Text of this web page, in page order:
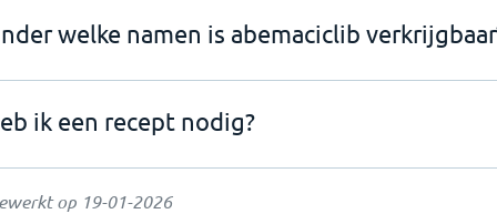
welke namen is abemaciclib
ik een recept nodig?
op 19-01-2026